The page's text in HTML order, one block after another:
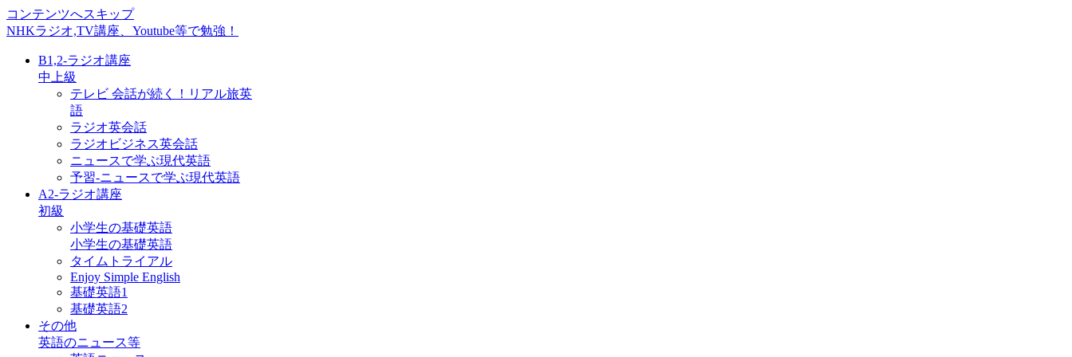
コンテンツへスキップ
NHKラジオ,TV講座、Youtube等で勉強！
B1,2-ラジオ講座
中上級
テレビ 会話が続く！リアル旅英
語
ラジオ英会話
ラジオビジネス英会話
ニュースで学ぶ現代英語
予習-ニュースで学ぶ現代英語
A2-ラジオ講座
初級
小学生の基礎英語
小学生の基礎英語
タイムトライアル
Enjoy Simple English
基礎英語1
基礎英語2
その他
英語のニュース等